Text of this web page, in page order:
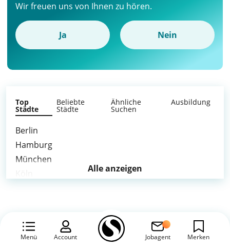
Menü Account Jobagent Merken
Wir freuen uns von Ihnen zu hören.
Ja Nein
Top
Städte
Beliebte
Städte
Ähnliche
Suchen
Ausbildung
Berlin
Hamburg
München
Leipzig
Alle anzeigen